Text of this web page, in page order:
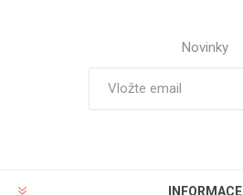
Novinky
INFORMACE